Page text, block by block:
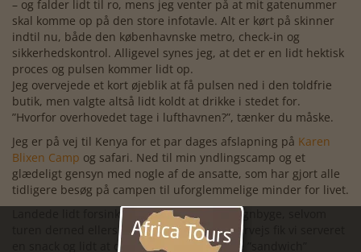
– og falder lidt til ro, mens jeg venter på at mit gatenummer
skal komme op på den store infotavle. Alt er kørt på skinner
indtil nu, både den københavnske metro, check-in og
sikkerhedskontrol. Alligevel synes jeg, at det er en lidt hektisk
proces og pulsen kommer lidt op.
Jeg overvejede et kort øjeblik at få pulsen ned i den toldfrie
butik, men valgte altså lidt koldt at drikke i stedet for.
”Hvorfor overhovedet tage i lufthavnen?”, tænker du måske.
Jeg er på vej til Kenya for et par dages afslapning på Karen
Blixen Camp og safari. Ned til min yndlingscamp og et
glædeligt gensyn med nogle af de ansatte, som har gjort alle
tidligere besøg på campen til uforglemmelige minder for livet.
Landede lidt forsinket i Paris i en kraftig regnbyge, selvom
turen derned ellers foregik i fint vejr. Undervejs fik vi serveret
en snack og lidt at drikke. Jeg valgte en lille ”sandwich”